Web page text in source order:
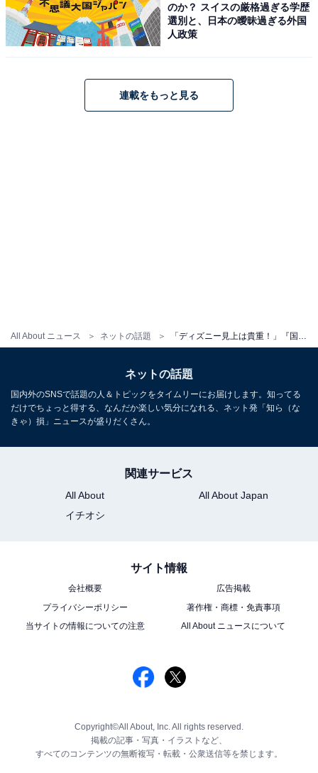
All About ニュース ネットの話題 「ディズニー見上は貴重！」『国宝』出演俳優、ディズニーのプライベートショットに反響「何て可愛い…」
のか？ スイスの厳格過ぎる学歴
選別と、日本の曖昧過ぎる外国
人政策
連載をもっと見る
ネットの話題
国内外のSNSで話題の人＆トピックをタイムリーにお届けします。知ってる
だけでちょっと得する、なんだか楽しい気分になれる、ネット発「知ら（な
きゃ）損」ニュースが盛りだくさん。
関連サービス
All About
All About Japan
イチオシ
サイト情報
会社概要
広告掲載
プライバシーポリシー
著作権・商標・免責事項
当サイトの情報についての注意
All About ニュースについて
Copyright©All About, Inc. All rights reserved.
掲載の記事・写真・イラストなど、
すべてのコンテンツの無断複写・転載・公衆送信等を禁じます。